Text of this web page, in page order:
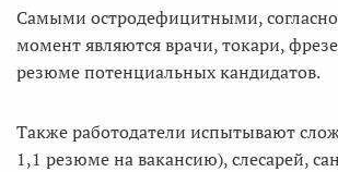
Самыми остродефицитными,
момент являются врачи, токари,
резюме потенциальных кандидатов.
Также работодатели испытывают
1,1 резюме на вакансию), слесарей,